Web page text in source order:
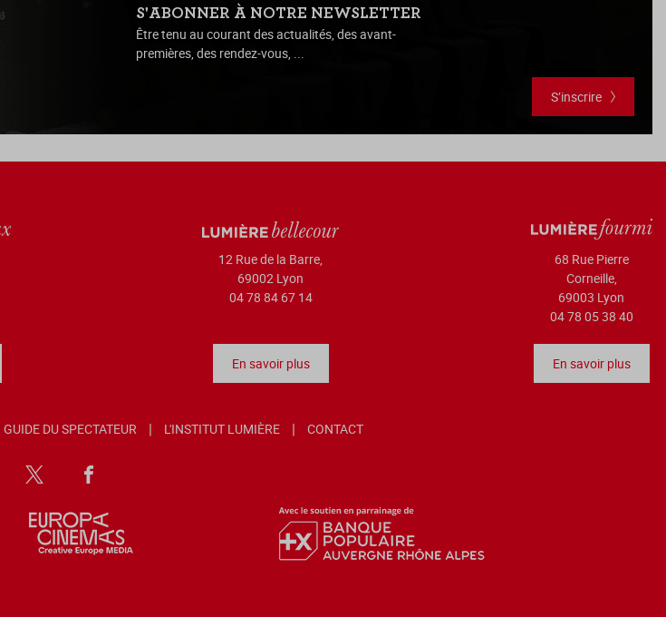
S'ABONNER À NOTRE NEWSLETTER
Être tenu au courant des actualités, des avant-
premières, des rendez-vous, ...
S’inscrire
12 Rue de la Barre,
69002 Lyon
04 78 84 67 14
En savoir plus
68 Rue Pierre
Corneille,
69003 Lyon
04 78 05 38 40
En savoir plus
GUIDE DU SPECTATEUR L'INSTITUT LUMIÈRE CONTACT